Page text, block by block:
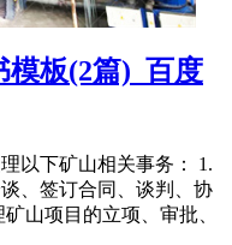
板(2篇)_百度
以下矿山相关事务： 1.
、签订合同、谈判、协
山项目的立项、审批、